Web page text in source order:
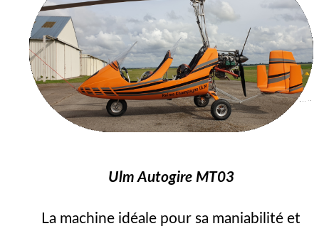
Ulm Autogire MT03
La machine idéale pour sa maniabilité et